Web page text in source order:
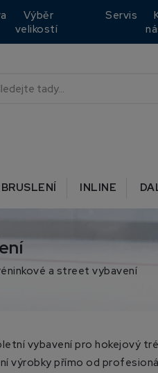
Výběr
velikostí
Servis
INLINE
a street vybavení
vybavení pro hokejový
výrobky přímo od